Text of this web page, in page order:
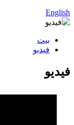
English
بيت
فيديو
فيديو